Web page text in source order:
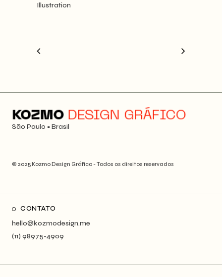
Illustration
São Paulo • Brasil
© 2025 Kozmo Design Gráfico - Todos os direitos reservados
CONTATO
hello@kozmodesign.me
(11) 98975-4909